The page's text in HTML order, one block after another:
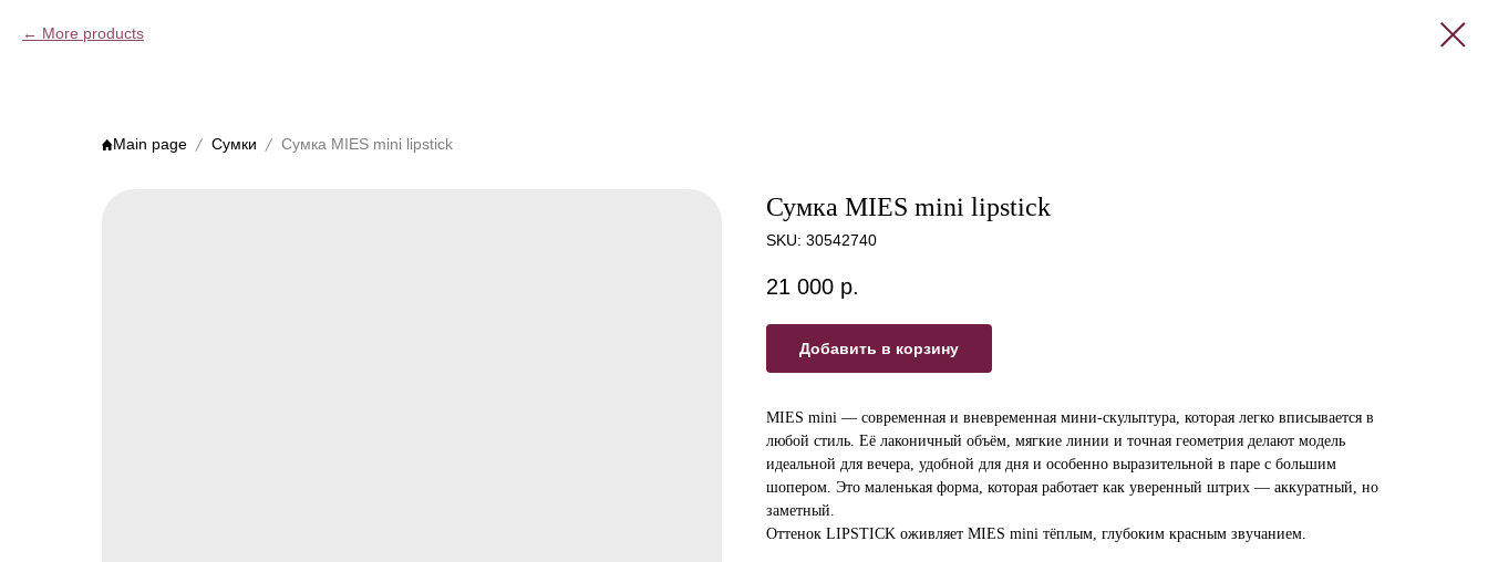
More products
Main page Сумки Сумка MIES mini lipstick
Сумка MIES mini lipstick
SKU: 30542740
21 000 р.
Добавить в корзину
MIES mini — современная и вневременная мини-скульптура, которая легко вписывается в
любой стиль. Её лаконичный объём, мягкие линии и точная геометрия делают модель
идеальной для вечера, удобной для дня и особенно выразительной в паре с большим
шопером. Это маленькая форма, которая работает как уверенный штрих — аккуратный, но
заметный.
Оттенок LIPSTICK оживляет MIES mini тёплым, глубоким красным звучанием.